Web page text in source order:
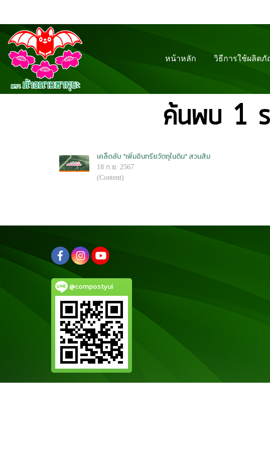
หน้าหลัก วิธีการใช้ผลิต
ค้นพบ 1 ร
เคล็ดลับ "เพิ่มอินทรียวัตถุในดิน" สวนส้ม
18 ก.ย. 2567
(Content)
@compostyui